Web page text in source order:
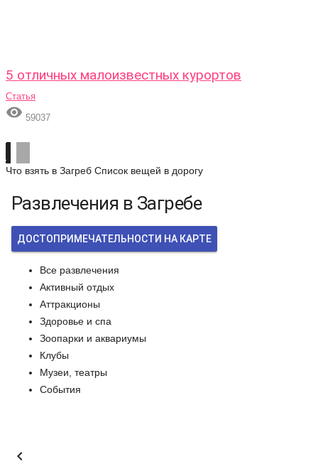
5 отличных малоизвестных курортов
Статья
 59037
Что взять в Загреб Список вещей в дорогу
Развлечения в Загребе
ДОСТОПРИМЕЧАТЕЛЬНОСТИ НА КАРТЕ
Все развлечения
Активный отдых
Аттракционы
Здоровье и спа
Зоопарки и аквариумы
Клубы
Музеи, театры
События
